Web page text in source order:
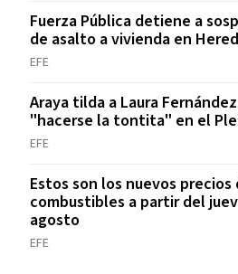
Fuerza Pública detiene a
de asalto a vivienda en
EFE
Araya tilda a Laura
"hacerse la tontita" en el
EFE
Estos son los nuevos precios
combustibles a partir del
agosto
EFE